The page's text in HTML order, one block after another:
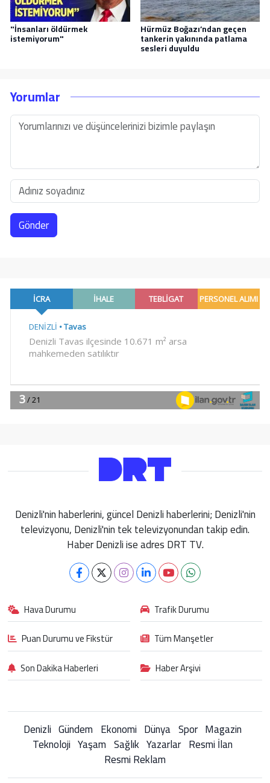
"İnsanları öldürmek
istemiyorum"
Hürmüz Boğazı’ndan geçen
tankerin yakınında patlama
sesleri duyuldu
Yorumlar
Gönder
Denizli'nin haberlerini, güncel Denizli haberlerini; Denizli'nin
televizyonu, Denizli'nin tek televizyonundan takip edin.
Haber Denizli ise adres DRT TV.
Hava Durumu
Trafik Durumu
Puan Durumu ve Fikstür
Tüm Manşetler
Son Dakika Haberleri
Haber Arşivi
Denizli Gündem Ekonomi Dünya Spor Magazin
Teknoloji Yaşam Sağlık Yazarlar Resmi İlan
Resmi Reklam